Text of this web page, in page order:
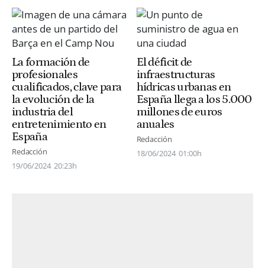
La formación de
profesionales
cualificados, clave para
la evolución de la
industria del
entretenimiento en
España
Redacción
19/06/2024 20:23h
El déficit de
infraestructuras
hídricas urbanas en
España llega a los 5.000
millones de euros
anuales
Redacción
18/06/2024 01:00h